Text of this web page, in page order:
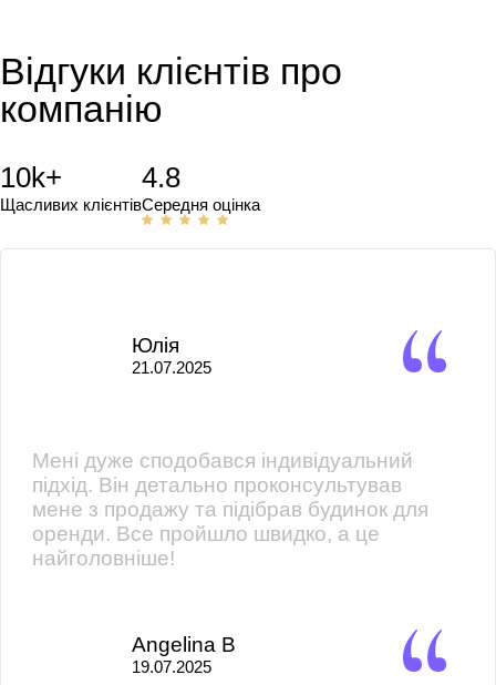
Відгуки клієнтів про
компанію
10k+
Щасливих клієнтів
4.8
Середня оцінка
Юлія
21.07.2025
Мені дуже сподобався індивідуальний
підхід. Він детально проконсультував
мене з продажу та підібрав будинок для
оренди. Все пройшло швидко, а це
найголовніше!
Angelina B
19.07.2025